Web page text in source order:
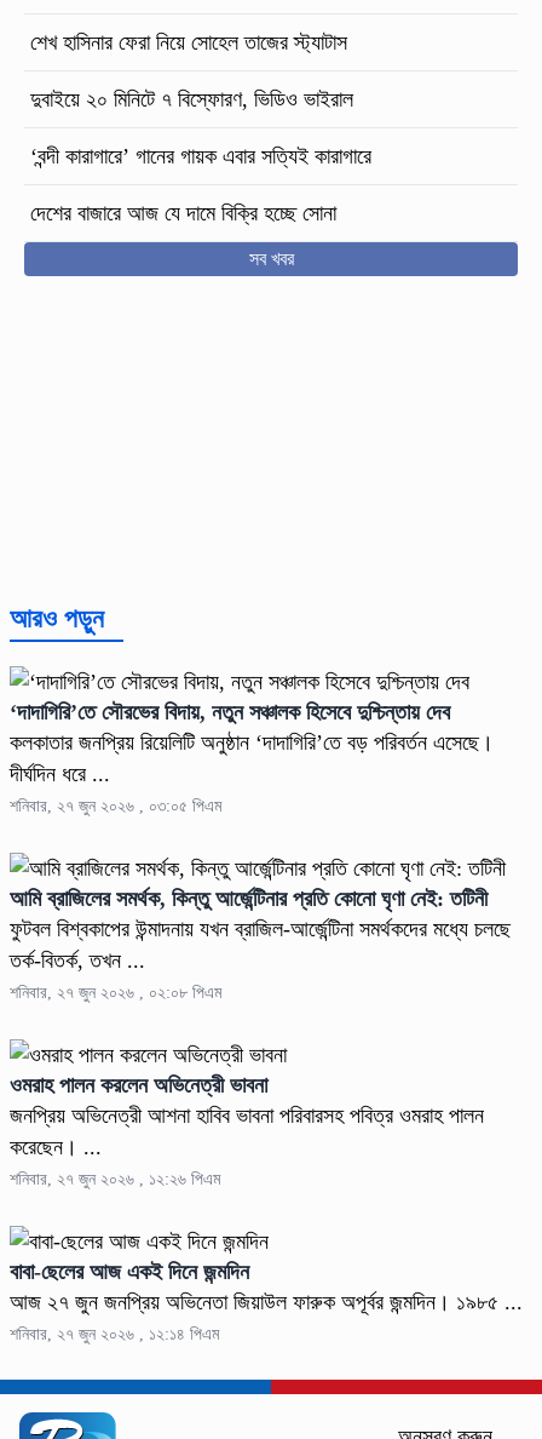
শেখ হাসিনার ফেরা নিয়ে সোহেল তাজের স্ট্যাটাস
দুবাইয়ে ২০ মিনিটে ৭ বিস্ফোরণ, ভিডিও ভাইরাল
‘বন্দী কারাগারে’ গানের গায়ক এবার সত্যিই কারাগারে
দেশের বাজারে আজ যে দামে বিক্রি হচ্ছে সোনা
সব খবর
আরও পড়ুন
‘দাদাগিরি’তে সৌরভের বিদায়, নতুন সঞ্চালক হিসেবে দুশ্চিন্তায় দেব
কলকাতার জনপ্রিয় রিয়েলিটি অনুষ্ঠান ‘দাদাগিরি’তে বড় পরিবর্তন এসেছে।
দীর্ঘদিন ধরে ...
শনিবার, ২৭ জুন ২০২৬ , ০৩:০৫ পিএম
আমি ব্রাজিলের সমর্থক, কিন্তু আর্জেন্টিনার প্রতি কোনো ঘৃণা নেই: তটিনী
ফুটবল বিশ্বকাপের উন্মাদনায় যখন ব্রাজিল-আর্জেন্টিনা সমর্থকদের মধ্যে চলছে
তর্ক-বিতর্ক, তখন ...
শনিবার, ২৭ জুন ২০২৬ , ০২:০৮ পিএম
ওমরাহ পালন করলেন অভিনেত্রী ভাবনা
জনপ্রিয় অভিনেত্রী আশনা হাবিব ভাবনা পরিবারসহ পবিত্র ওমরাহ পালন
করেছেন। ...
শনিবার, ২৭ জুন ২০২৬ , ১২:২৬ পিএম
বাবা-ছেলের আজ একই দিনে জন্মদিন
আজ ২৭ জুন জনপ্রিয় অভিনেতা জিয়াউল ফারুক অপূর্বর জন্মদিন। ১৯৮৫ ...
শনিবার, ২৭ জুন ২০২৬ , ১২:১৪ পিএম